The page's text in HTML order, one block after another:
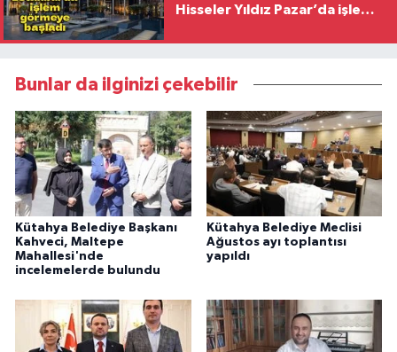
Hisseler Yıldız Pazar’da işlem
Bunlar da ilginizi çekebilir
Kütahya Belediye Başkanı
Kahveci, Maltepe
Mahallesi'nde
incelemelerde bulundu
Kütahya Belediye Meclisi
Ağustos ayı toplantısı
yapıldı